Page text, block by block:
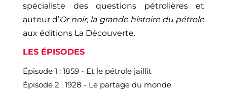
spécialiste des questions pétrolières et
auteur d’Or noir, la grande histoire du pétrole
aux éditions La Découverte.
LES ÉPISODES
Épisode 1 : 1859 - Et le pétrole jaillit
Épisode 2 : 1928 - Le partage du monde